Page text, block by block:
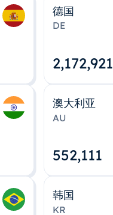
德国
DE
2,172,922
澳大利亚
AU
552,112
韩国
KR